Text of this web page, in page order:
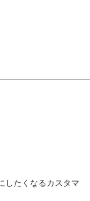
したくなるカスタマ